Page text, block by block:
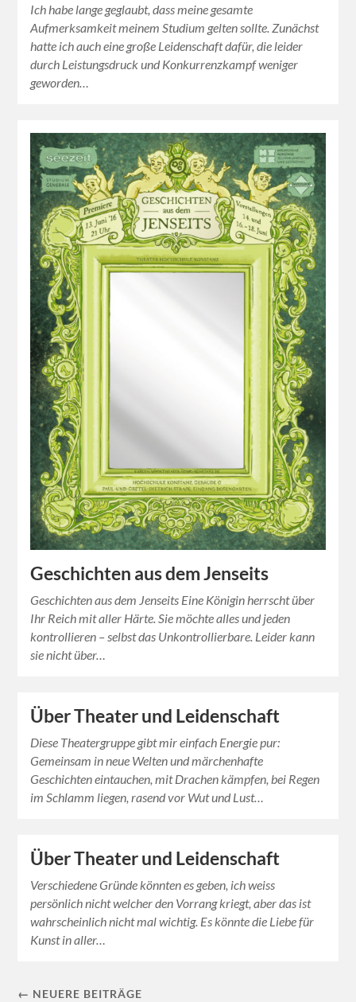
Ich habe lange geglaubt, dass meine gesamte
Aufmerksamkeit meinem Studium gelten sollte. Zunächst
hatte ich auch eine große Leidenschaft dafür, die leider
durch Leistungsdruck und Konkurrenzkampf weniger
geworden…
Geschichten aus dem Jenseits
Geschichten aus dem Jenseits Eine Königin herrscht über
Ihr Reich mit aller Härte. Sie möchte alles und jeden
kontrollieren – selbst das Unkontrollierbare. Leider kann
sie nicht über…
Über Theater und Leidenschaft
Diese Theatergruppe gibt mir einfach Energie pur:
Gemeinsam in neue Welten und märchenhafte
Geschichten eintauchen, mit Drachen kämpfen, bei Regen
im Schlamm liegen, rasend vor Wut und Lust…
Über Theater und Leidenschaft
Verschiedene Gründe könnten es geben, ich weiss
persönlich nicht welcher den Vorrang kriegt, aber das ist
wahrscheinlich nicht mal wichtig. Es könnte die Liebe für
Kunst in aller…
← NEUERE BEITRÄGE